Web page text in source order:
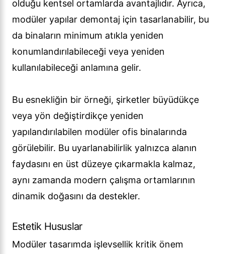
olduğu kentsel ortamlarda avantajlıdır. Ayrıca,
modüler yapılar demontaj için tasarlanabilir, bu
da binaların minimum atıkla yeniden
konumlandırılabileceği veya yeniden
kullanılabileceği anlamına gelir.
Bu esnekliğin bir örneği, şirketler büyüdükçe
veya yön değiştirdikçe yeniden
yapılandırılabilen modüler ofis binalarında
görülebilir. Bu uyarlanabilirlik yalnızca alanın
faydasını en üst düzeye çıkarmakla kalmaz,
aynı zamanda modern çalışma ortamlarının
dinamik doğasını da destekler.
Estetik Hususlar
Modüler tasarımda işlevsellik kritik önem